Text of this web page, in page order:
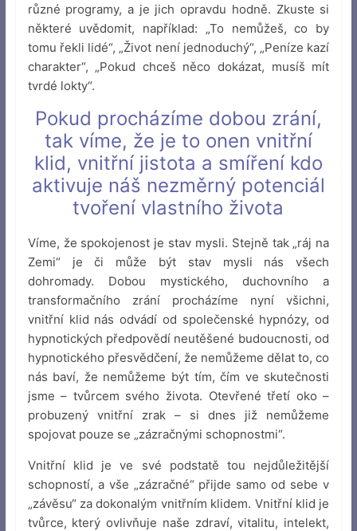
různé programy, a je jich opravdu hodně. Zkuste si
některé uvědomit, například: „To nemůžeš, co by
tomu řekli lidé“, „Život není jednoduchý“, „Peníze kazí
charakter“, „Pokud chceš něco dokázat, musíš mít
tvrdé lokty“.
Pokud procházíme dobou zrání,
tak víme, že je to onen vnitřní
klid, vnitřní jistota a smíření kdo
aktivuje náš nezměrný potenciál
tvoření vlastního života
Víme, že spokojenost je stav mysli. Stejně tak „ráj na
Zemi“ je či může být stav mysli nás všech
dohromady. Dobou mystického, duchovního a
transformačního zrání procházíme nyní všichni,
vnitřní klid nás odvádí od společenské hypnózy, od
hypnotických předpovědí neutěšené budoucnosti, od
hypnotického přesvědčení, že nemůžeme dělat to, co
nás baví, že nemůžeme být tím, čím ve skutečnosti
jsme – tvůrcem svého života. Otevřené třetí oko –
probuzený vnitřní zrak – si dnes již nemůžeme
spojovat pouze se „zázračnými schopnostmi“.
Vnitřní klid je ve své podstatě tou nejdůležitější
schopností, a vše „zázračné“ přijde samo od sebe v
„závěsu“ za dokonalým vnitřním klidem. Vnitřní klid je
tvůrce, který ovlivňuje naše zdraví, vitalitu, intelekt,